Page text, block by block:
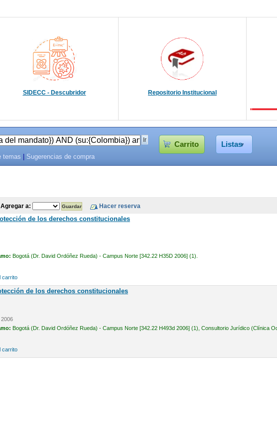
SIDECC - Descubridor Repositorio Institucional
Carrito Listas
temas Sugerencias de compra
Agregar a:
de los derechos constitucionales
Bogotá (Dr. David Ordóñez Rueda) - Campus Norte [342.22 H35D 2006] (1).
carrito
de los derechos constitucionales
2006
Bogotá (Dr. David Ordóñez Rueda) - Campus Norte [342.22 H493d 2006] (1), Consultorio Jurídico (Clínica
carrito